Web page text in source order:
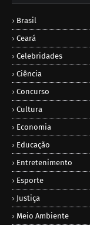
Brasil
Ceará
Celebridades
Ciência
Concurso
Cultura
Economia
Educação
Entretenimento
Esporte
Justiça
Meio Ambiente